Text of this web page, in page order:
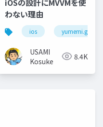
iOSの設計にMVVMを使
わない理由
ios yumemi.grow
USAMI
Kosuke
8.4K